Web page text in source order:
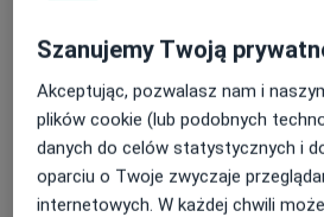
Więcej przestrzeni – mniej
Szeroki otwór o średnicy 70 cm
większości rezonansów) sprawia,
swobodniej, a uczucie zamknięcia
zredukowane.
Szanujemy Twoją
Akceptując, pozwalasz nam i
plików cookie (lub podobnych
danych do celów statystycznych i
oparciu o Twoje zwyczaje
internetowych. W każdej chwili